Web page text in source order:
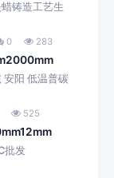
铸造工艺生
0 283
阳 低温普碳
525
批发